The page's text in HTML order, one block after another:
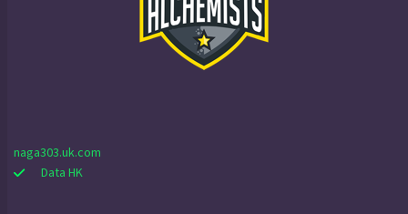
naga303.uk.com
Data HK